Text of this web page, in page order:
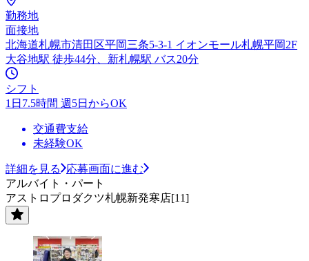
勤務地
面接地
北海道札幌市清田区平岡三条5-3-1 イオンモール札幌平岡2F
大谷地駅 徒歩44分、新札幌駅 バス20分
シフト
1日7.5時間 週5日からOK
交通費支給
未経験OK
詳細を見る
応募画面に進む
アルバイト・パート
アストロプロダクツ札幌新発寒店[11]